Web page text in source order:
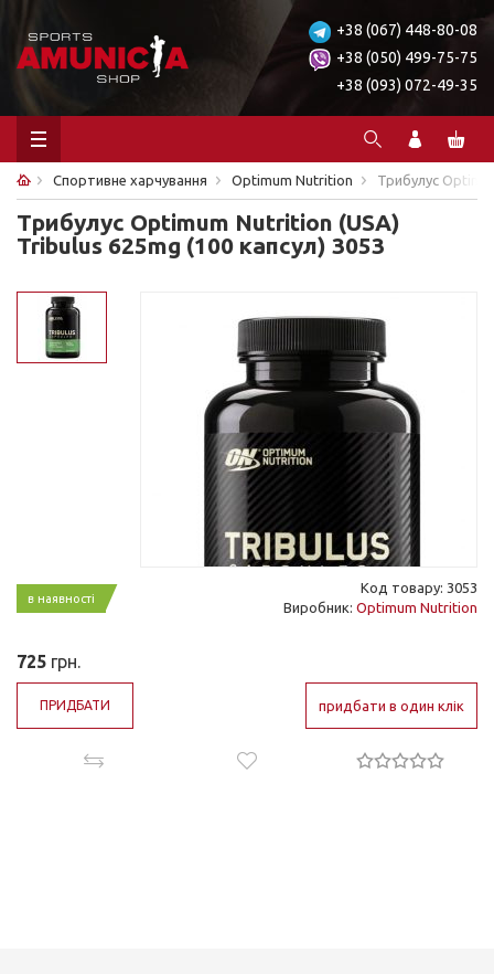
+38 (067) 448-80-08
+38 (050) 499-75-75
+38 (093) 072-49-35
Спортивне харчування Optimum Nutrition Трибулус
Трибулус Optimum Nutrition (USA)
Tribulus 625mg (100 капсул) 3053
в наявності
Код товару: 3053
Виробник: Optimum Nutrition
725 грн.
ПРИДБАТИ придбати в один клік